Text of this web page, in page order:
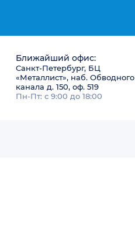
Ближайший офис:
Санкт-Петербург, БЦ
«Металлист», наб. Обводного
канала д. 150, оф. 519
Пн-Пт: с 9:00 до 18:00